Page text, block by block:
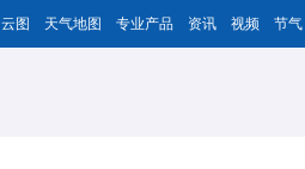
云图 天气地图 专业产品 资讯 视频 节气